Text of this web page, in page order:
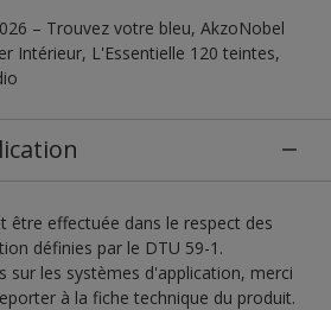
– Trouvez votre bleu, AkzoNobel
Intérieur, L'Essentielle 120 teintes,
être effectuée dans le respect des
définies par le DTU 59-1.
sur les systèmes d'application, merci
à la fiche technique du produit.